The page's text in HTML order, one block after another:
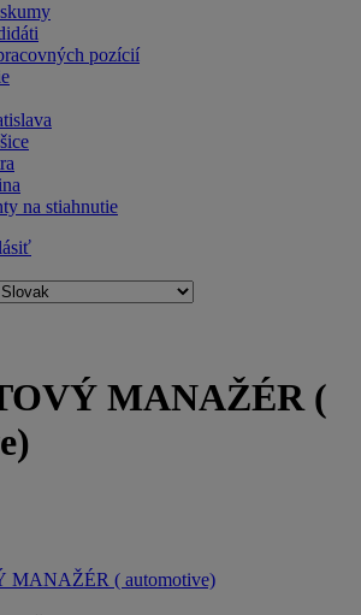
pozícií
na stiahnutie
MANAŽÉR (
MANAŽÉR ( automotive)